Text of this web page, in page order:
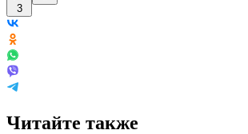
3
Читайте также